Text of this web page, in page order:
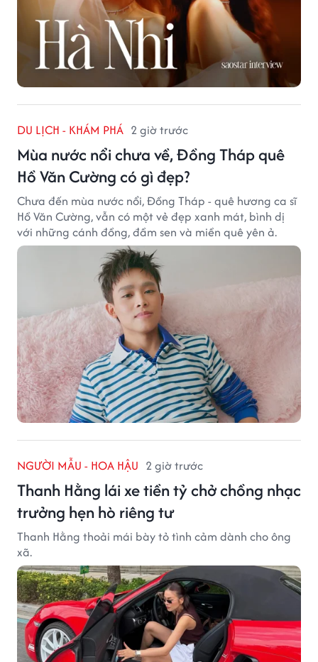
DU LỊCH - KHÁM PHÁ 2 giờ trước
Mùa nước nổi chưa về, Đồng Tháp quê
Hồ Văn Cường có gì đẹp?
Chưa đến mùa nước nổi, Đồng Tháp - quê hương ca sĩ
Hồ Văn Cường, vẫn có một vẻ đẹp xanh mát, bình dị
với những cánh đồng, đầm sen và miền quê yên ả.
NGƯỜI MẪU - HOA HẬU 2 giờ trước
Thanh Hằng lái xe tiền tỷ chở chồng nhạc
trưởng hẹn hò riêng tư
Thanh Hằng thoải mái bày tỏ tình cảm dành cho ông
xã.